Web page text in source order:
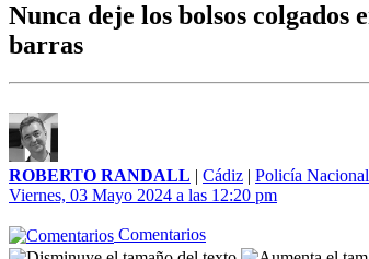
Nunca deje los bolsos colgados
barras
ROBERTO RANDALL | Cádiz | Policía Nacional
Viernes, 03 Mayo 2024 a las 12:20 pm
Comentarios